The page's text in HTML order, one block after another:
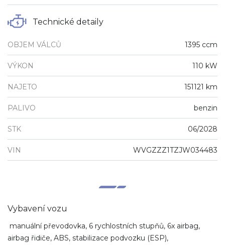
Technické detaily
OBJEM VÁLCŮ 1395 ccm
VÝKON 110 kW
NAJETO 151121 km
PALIVO benzin
STK 06/2028
VIN WVGZZZ1TZJW034483
Vybavení vozu
manuální převodovka, 6 rychlostních stupňů, 6x airbag,
airbag řidiče, ABS, stabilizace podvozku (ESP),